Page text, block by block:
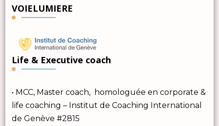
VOIELUMIERE
Life & Executive coach
• MCC, Master coach, homologuée en corporate &
life coaching – Institut de Coaching International
de Genève #2815